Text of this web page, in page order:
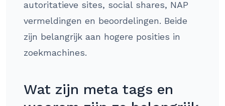
autoritatieve sites, social shares, NAP
vermeldingen en beoordelingen. Beide
zijn belangrijk aan hogere posities in
zoekmachines.
Wat zijn meta tags en